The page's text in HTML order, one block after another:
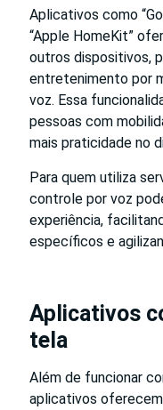
Aplicativos como
“Apple HomeKit”
outros dispositivos,
entretenimento por
voz. Essa
pessoas com
mais praticidade no
Para quem utiliza
controle por voz
experiência,
específicos e
Aplicativos
tela
Além de funcionar
aplicativos